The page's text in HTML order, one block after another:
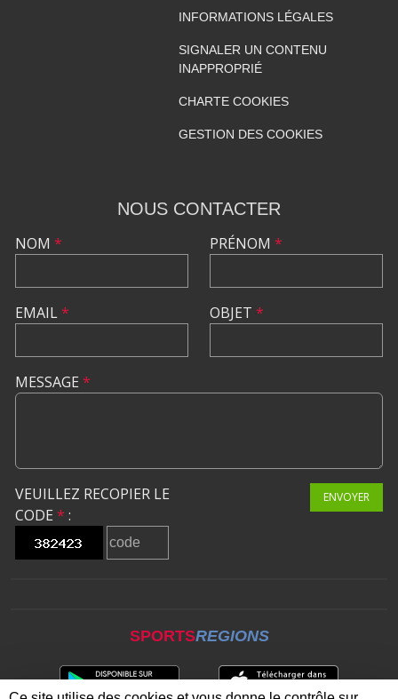
INFORMATIONS LÉGALES
SIGNALER UN CONTENU
INAPPROPRIÉ
CHARTE COOKIES
GESTION DES COOKIES
NOUS CONTACTER
NOM *
EMAIL*
PRÉNOM *
OBJET *
MESSAGE *
VEUILLEZ RECOPIER LE
CODE * :
ENVOYER
SPORTSREGIONS